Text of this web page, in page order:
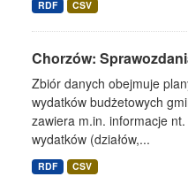
RDF CSV
Chorzów:
Zbiór danych obejmuje
wydatków budżetowych
zawiera m.in. informacje
wydatków (działów,...
RDF CSV